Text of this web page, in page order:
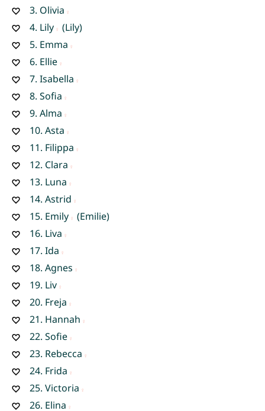
3. Olivia
4. Lily
(Lily)
5. Emma
6. Ellie
7. Isabella
8. Sofia
9. Alma
10. Asta
11. Filippa
12. Clara
13. Luna
14. Astrid
15. Emily
(Emilie)
16. Liva
17. Ida
18. Agnes
19. Liv
20. Freja
21. Hannah
22. Sofie
23. Rebecca
24. Frida
25. Victoria
26. Elina